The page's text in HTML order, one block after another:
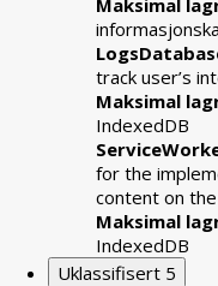
track user’s
Maksimal
IndexedDB
for the
content on
Maksimal
IndexedDB
Uklassifisert 5